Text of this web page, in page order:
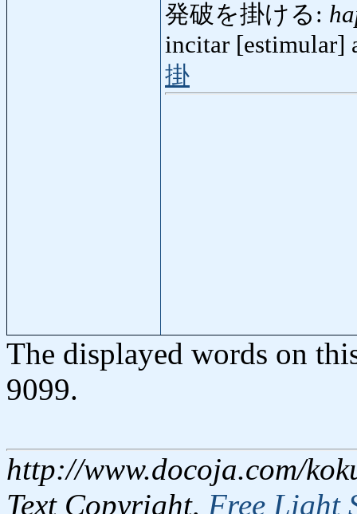
発破を掛ける:
incitar [estimular]
掛
The displayed words on
9099.
http://www.docoja.com/
Text Copyright, Free Light